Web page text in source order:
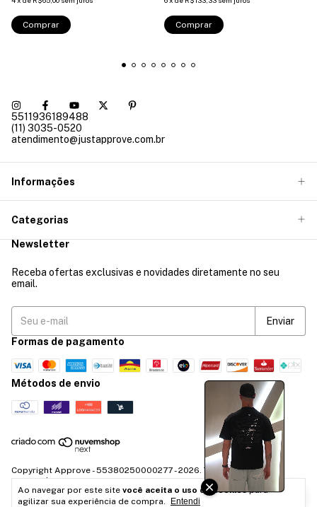
Ao navegar por este site você aceita o uso de cookiespara
agilizar sua experiência de compra.
Entendi
Comprar Comprar
5511936189488
(11) 3035-0520
atendimento@justapprove.com.br
Informações
Categorias
Newsletter
Receba ofertas exclusivas e novidades diretamente no seu
email.
Formas de pagamento
Métodos de envio
Copyright Approve - 55380250000277 - 2026. Todos os direitos
reservados.